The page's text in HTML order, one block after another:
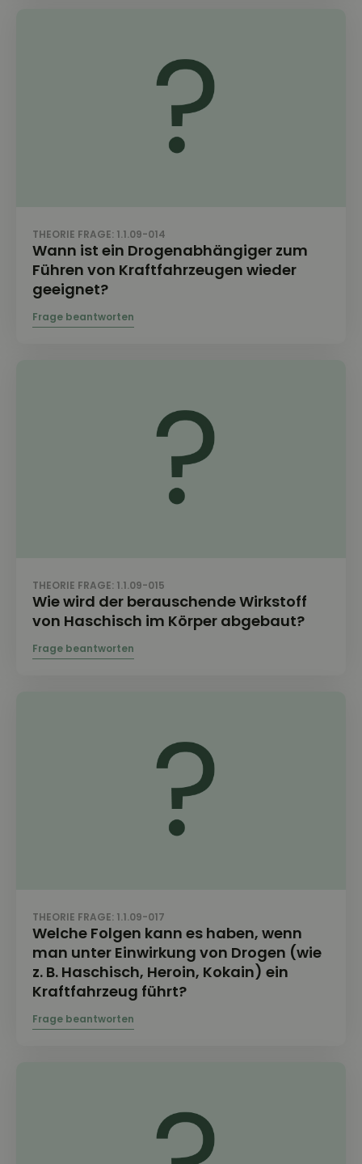
THEORIE FRAGE: 1.1.09-014
Wann ist ein Drogenabhängiger zum
Führen von Kraftfahrzeugen wieder
geeignet?
THEORIE FRAGE: 1.1.09-015
Wie wird der berauschende Wirkstoff
von Haschisch im Körper abgebaut?
THEORIE FRAGE: 1.1.09-017
Welche Folgen kann es haben, wenn
man unter Einwirkung von Drogen (wie
z. B. Haschisch, Heroin, Kokain) ein
Kraftfahrzeug führt?